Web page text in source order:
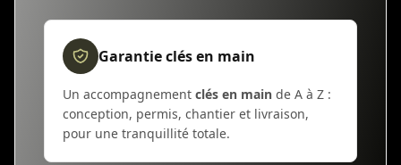
Garantie clés en main
Un accompagnement clés en main de A à Z :
conception, permis, chantier et livraison,
pour une tranquillité totale.